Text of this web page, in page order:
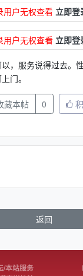
用户无权查看 立即登
用户无权查看 立即登
，服务说得过去。
门。
藏本帖 0
返回
/本站服务